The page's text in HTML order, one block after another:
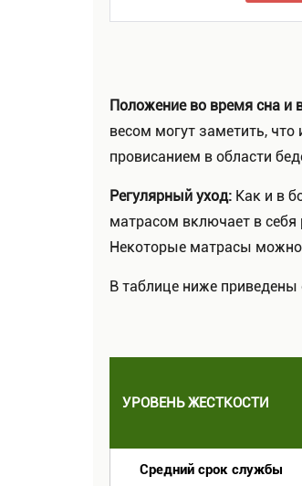
Положение во время сна и
весом могут заметить,
провисанием в области
Регулярный уход: Как и в
матрасом включает в себя
Некоторые матрасы можно
В таблице ниже приведены
УРОВЕНЬ ЖЕСТКОСТИ
Средний срок службы